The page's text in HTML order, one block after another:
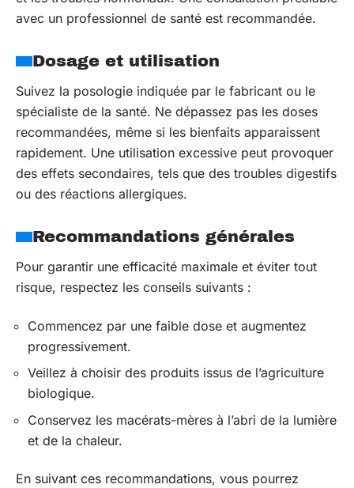
avec un professionnel de santé est recommandée.
Dosage et utilisation
Suivez la posologie indiquée par le fabricant ou le
spécialiste de la santé. Ne dépassez pas les doses
recommandées, même si les bienfaits apparaissent
rapidement. Une utilisation excessive peut provoquer
des effets secondaires, tels que des troubles digestifs
ou des réactions allergiques.
Recommandations générales
Pour garantir une efficacité maximale et éviter tout
risque, respectez les conseils suivants :
Commencez par une faible dose et augmentez
progressivement.
Veillez à choisir des produits issus de l’agriculture
biologique.
Conservez les macérats-mères à l’abri de la lumière
et de la chaleur.
En suivant ces recommandations, vous pourrez